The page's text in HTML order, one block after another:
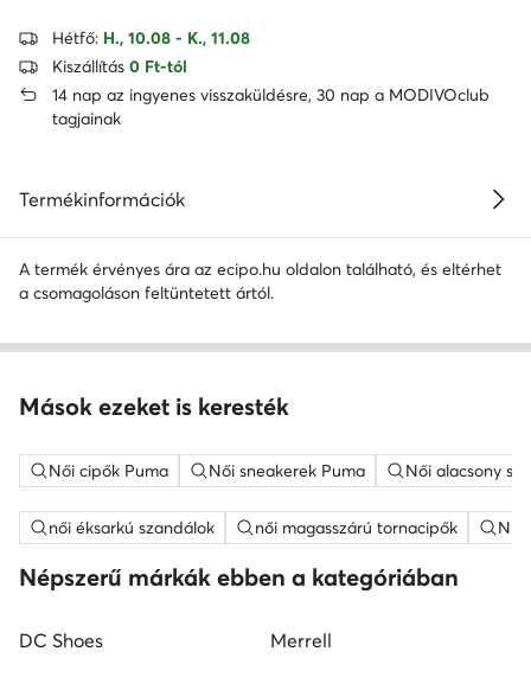
Hétfő: H., 10.08 - K., 11.08
Kiszállítás 0 Ft-tól
14 nap az ingyenes visszaküldésre, 30 nap a MODIVOclub
tagjainak
Termékinformációk
A termék érvényes ára az ecipo.hu oldalon található, és eltérhet
a csomagoláson feltüntetett ártól.
Mások ezeket is keresték
Női cipők Puma Női sneakerek Puma Női alacsony
női éksarkú szandálok női magasszárú tornacipők
Népszerű márkák ebben a kategóriában
DC Shoes Merrell